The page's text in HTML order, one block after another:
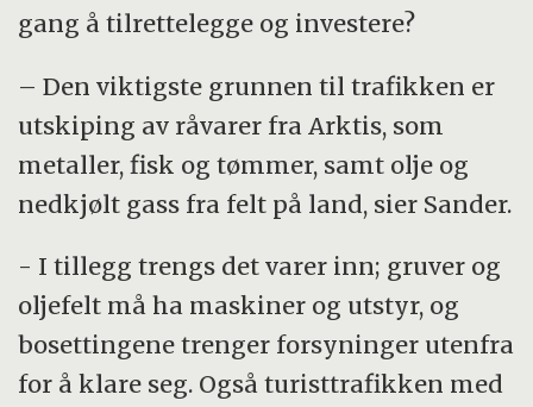
gang å tilrettelegge og investere?
– Den viktigste grunnen til trafikken er
utskiping av råvarer fra Arktis, som
metaller, fisk og tømmer, samt olje og
nedkjølt gass fra felt på land, sier Sander.
- I tillegg trengs det varer inn; gruver og
oljefelt må ha maskiner og utstyr, og
bosettingene trenger forsyninger utenfra
for å klare seg. Også turisttrafikken med